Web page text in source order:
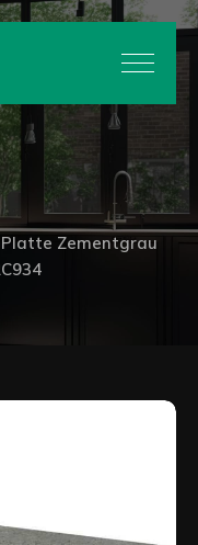
Platte Zementgrau